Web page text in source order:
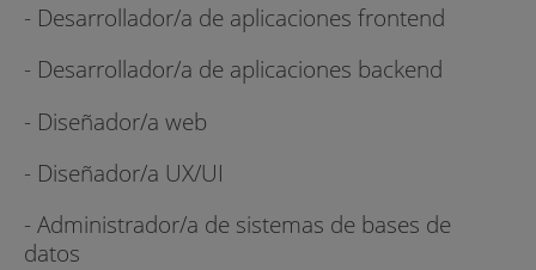
- Desarrollador/a de aplicaciones frontend
- Desarrollador/a de aplicaciones backend
- Diseñador/a web
- Diseñador/a UX/UI
- Administrador/a de sistemas de bases de
datos